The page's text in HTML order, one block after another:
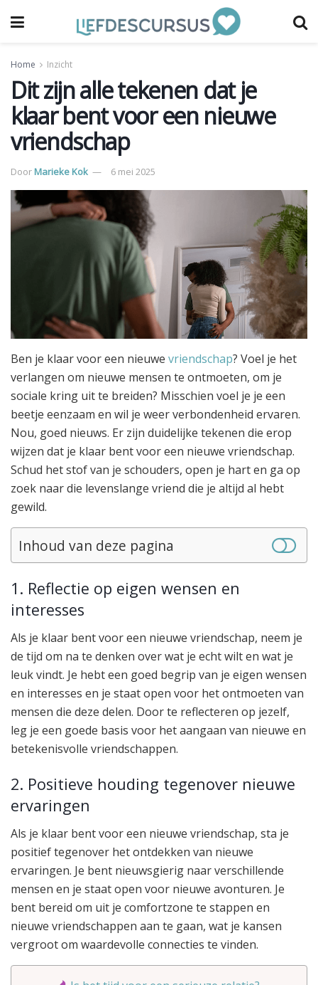
Home Inzicht
Dit zijn alle tekenen dat je
klaar bent voor een nieuwe
vriendschap
DoorMarieke Kok 6 mei 2025
Ben je klaar voor een nieuwe vriendschap? Voel je het
verlangen om nieuwe mensen te ontmoeten, om je
sociale kring uit te breiden? Misschien voel je je een
beetje eenzaam en wil je weer verbondenheid ervaren.
Nou, goed nieuws. Er zijn duidelijke tekenen die erop
wijzen dat je klaar bent voor een nieuwe vriendschap.
Schud het stof van je schouders, open je hart en ga op
zoek naar die levenslange vriend die je altijd al hebt
gewild.
Inhoud van deze pagina
1. Reflectie op eigen wensen en
interesses
Als je klaar bent voor een nieuwe vriendschap, neem je
de tijd om na te denken over wat je echt wilt en wat je
leuk vindt. Je hebt een goed begrip van je eigen wensen
en interesses en je staat open voor het ontmoeten van
mensen die deze delen. Door te reflecteren op jezelf,
leg je een goede basis voor het aangaan van nieuwe en
betekenisvolle vriendschappen.
2. Positieve houding tegenover nieuwe
ervaringen
Als je klaar bent voor een nieuwe vriendschap, sta je
positief tegenover het ontdekken van nieuwe
ervaringen. Je bent nieuwsgierig naar verschillende
mensen en je staat open voor nieuwe avonturen. Je
bent bereid om uit je comfortzone te stappen en
nieuwe vriendschappen aan te gaan, wat je kansen
vergroot om waardevolle connecties te vinden.